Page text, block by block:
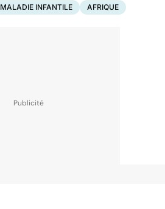
MALADIE INFANTILE AFRIQUE